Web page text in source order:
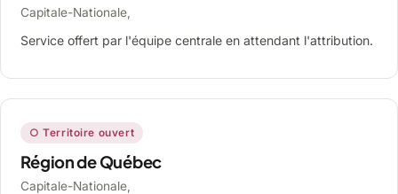
Capitale-Nationale,
Service offert par l'équipe centrale en attendant l'attribution.
○ Territoire ouvert
Région de Québec
Capitale-Nationale,